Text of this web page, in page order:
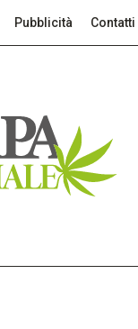
Pubblicità Contatti